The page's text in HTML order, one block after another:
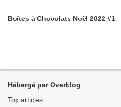
Boîtes à Chocolats Noël 2022 #1
Hébergé par Overblog
Top articles